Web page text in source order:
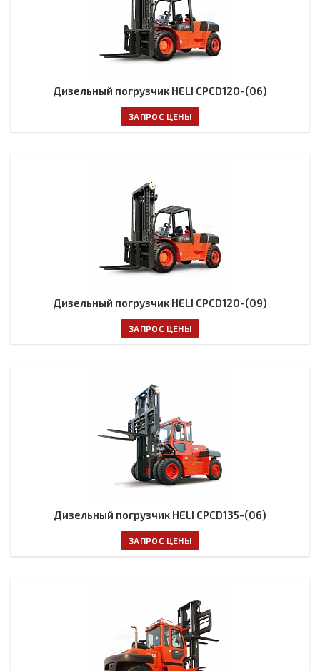
Дизельный погрузчик HELI CPCD120-(06)
ЗАПРОС ЦЕНЫ
Дизельный погрузчик HELI CPCD120-(09)
ЗАПРОС ЦЕНЫ
Дизельный погрузчик HELI CPCD135-(06)
ЗАПРОС ЦЕНЫ